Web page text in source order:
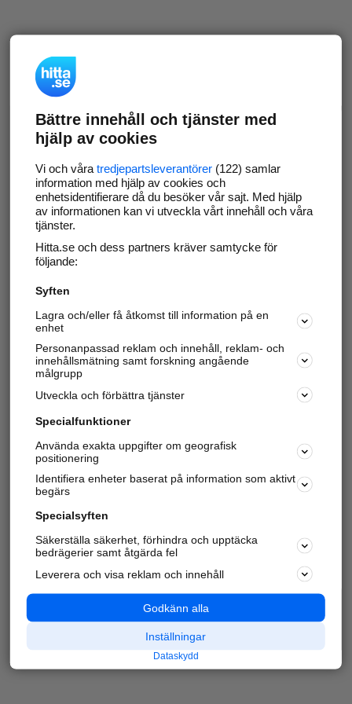
Bättre innehåll och tjänster med
hjälp av cookies
Vi och våra tredjepartsleverantörer(122) samlar
information med hjälp av cookies och
enhetsidentifierare då du besöker vår sajt. Med hjälp
av informationen kan vi utveckla vårt innehåll och våra
tjänster.
Hitta.se och dess partners kräver samtycke för
följande:
Syften
Lagra och/eller få åtkomst till information på en
enhet
Personanpassad reklam och innehåll, reklam- och
innehållsmätning samt forskning angående
målgrupp
Utveckla och förbättra tjänster
Specialfunktioner
Använda exakta uppgifter om geografisk
positionering
Identifiera enheter baserat på information som aktivt
begärs
Specialsyften
Säkerställa säkerhet, förhindra och upptäcka
bedrägerier samt åtgärda fel
Leverera och visa reklam och innehåll
Godkänn alla
Inställningar
Dataskydd